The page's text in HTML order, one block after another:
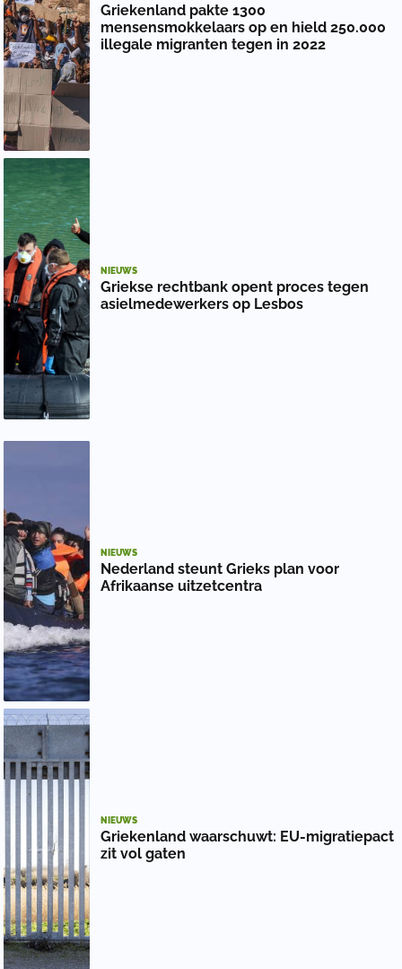
Griekenland pakte 1300
mensensmokkelaars op en hield 250.000
illegale migranten tegen in 2022
NIEUWS
Griekse rechtbank opent proces tegen
asielmedewerkers op Lesbos
NIEUWS
Nederland steunt Grieks plan voor
Afrikaanse uitzetcentra
NIEUWS
Griekenland waarschuwt: EU-migratiepact
zit vol gaten